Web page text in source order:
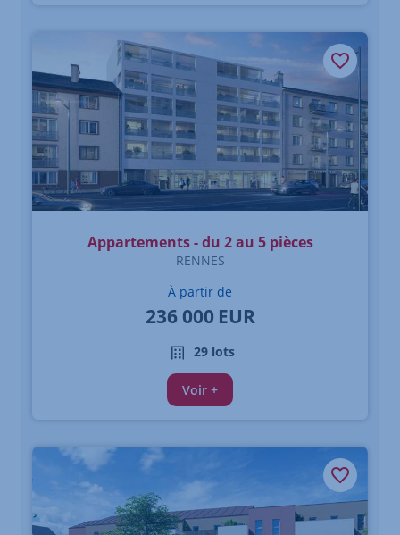
Appartements - du 2 au 5 pièces
RENNES
À partir de
236 000 EUR
29 lots
Voir +